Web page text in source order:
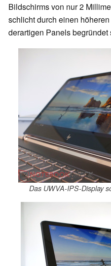
Bildschirms von nur 2
schlicht durch einen
derartigen Panels begründet
Das UWVA-IPS-Display